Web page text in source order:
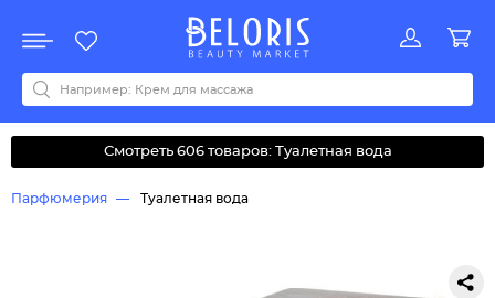
Акции
Все бренды
0-9ABCDEFGHIJKLMNOPQRSTUVWYZАБВДЗИМОКЛНПРСТУФ
Смотреть 606 товаров: Туалетная вода
Парфюмерия Туалетная вода